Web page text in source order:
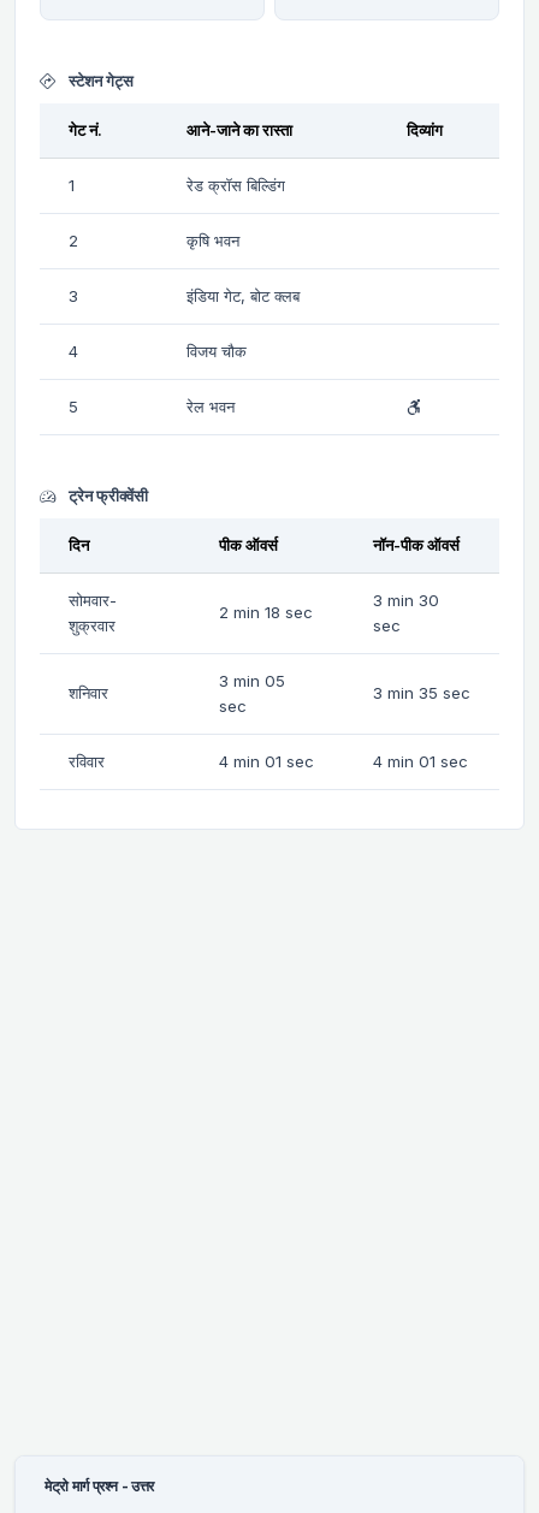
स्टेशन गेट्स
गेट नं. आने-जाने का रास्ता दिव्यांग
1 रेड क्रॉस बिल्डिंग
2 कृषि भवन
3 इंडिया गेट, बोट क्लब
4 विजय चौक
5 रेल भवन
ट्रेन फ्रीक्वेंसी
दिन पीक ऑवर्स नॉन-पीक ऑवर्स
सोमवार-
शुक्रवार
2 min 18 sec
3 min 30
sec
शनिवार
3 min 05
sec
3 min 35 sec
रविवार 4 min 01 sec 4 min 01 sec
मेट्रो मार्ग प्रश्न - उत्तर